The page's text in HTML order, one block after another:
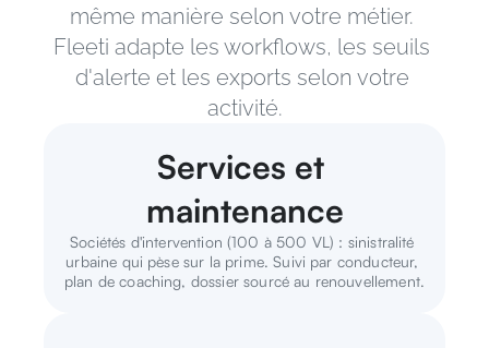
même manière selon votre métier.
Fleeti adapte les workflows, les seuils
d'alerte et les exports selon votre
activité.
Services et
maintenance
Sociétés d'intervention (100 à 500 VL) : sinistralité
urbaine qui pèse sur la prime. Suivi par conducteur,
plan de coaching, dossier sourcé au renouvellement.